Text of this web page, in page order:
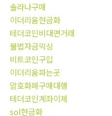
솔라나구매
이더리움현금화
테더코인비대면거래
불법자금믹싱
비트코인구입
이더리움파는곳
암호화폐구매대행
테더코인계좌이체
sol현금화